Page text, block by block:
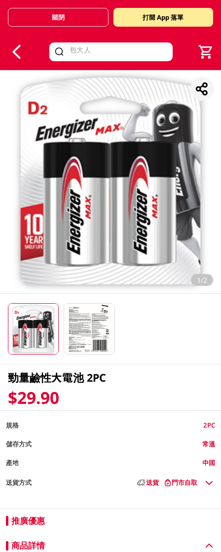
Valid Until 30 June 2026
關閉 打開 App 落單
1/2
勁量鹼性大電池 2PC
$29.90
規格 2PC
儲存方式 常溫
產地 中國
送貨方式 送貨 門市自取
推廣優惠
商品詳情